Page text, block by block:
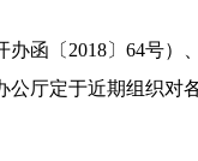
办函〔 2018〕 64号）
公厅定于近期组织对